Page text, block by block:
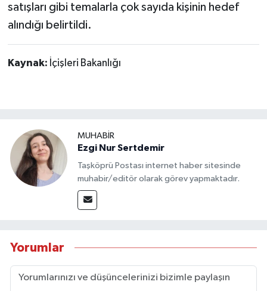
satışları gibi temalarla çok sayıda kişinin hedef
alındığı belirtildi.
Kaynak: İçişleri Bakanlığı
MUHABİR
Ezgi Nur Sertdemir
Taşköprü Postası internet haber sitesinde
muhabir/editör olarak görev yapmaktadır.
Yorumlar